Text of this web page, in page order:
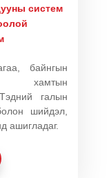
систем
байнгын
хамтын
галын
шийдэл,
ашигладаг.